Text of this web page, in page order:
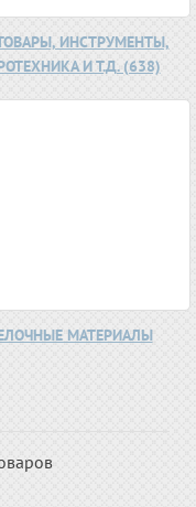
ИНСТРУМЕНТЫ,
И Т.Д. (638)
МАТЕРИАЛЫ